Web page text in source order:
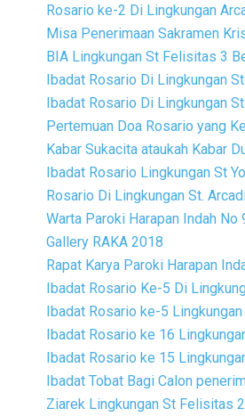
Rosario ke-2 Di Lingkungan
Misa Penerimaan Sakramen
BIA Lingkungan St Felisitas 3
Ibadat Rosario Di Lingkungan
Ibadat Rosario Di Lingkungan
Pertemuan Doa Rosario yang
Kabar Sukacita ataukah Kabar
Ibadat Rosario Lingkungan St
Rosario Di Lingkungan St.
Warta Paroki Harapan Indah No
Gallery RAKA 2018
Rapat Karya Paroki Harapan
Ibadat Rosario Ke-5 Di
Ibadat Rosario ke-5
Ibadat Rosario ke 16
Ibadat Rosario ke 15
Ibadat Tobat Bagi Calon
Ziarek Lingkungan St Felisitas